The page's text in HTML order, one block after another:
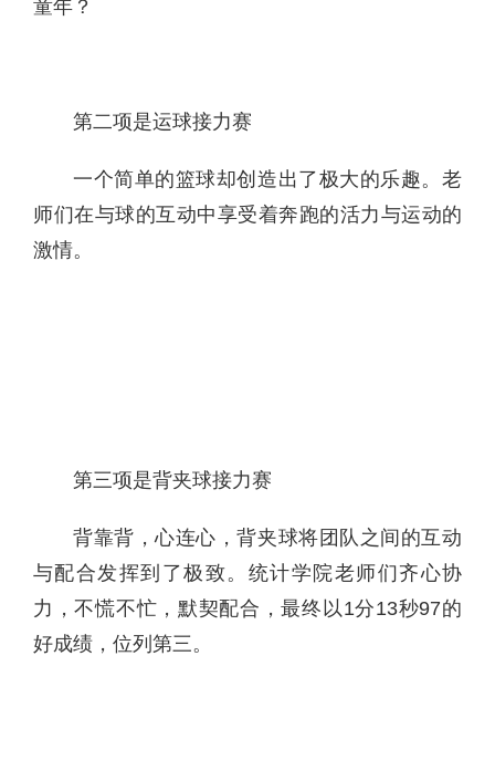
童年？
第二项是运球接力赛
一个简单的篮球却创造出了极大的乐趣。老
师们在与球的互动中享受着奔跑的活力与运动的
激情。
第三项是背夹球接力赛
背靠背，心连心，背夹球将团队之间的互动
与配合发挥到了极致。统计学院老师们齐心协
力，不慌不忙，默契配合，最终以 1分13秒97的
好成绩，位列第三。